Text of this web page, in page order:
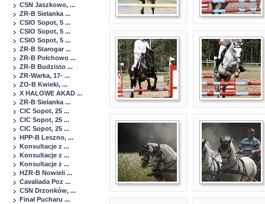
CSN Jaszkowo, ...
ZR-B Sielanka ...
CSIO Sopot, 5 ...
CSIO Sopot, 5 ...
CSIO Sopot, 5 ...
ZR-B Starogar ...
ZR-B Połchowo ...
ZR-B Budzisto ...
ZR-Warka, 17- ...
ZO-B Kwieki, ...
X HALOWE AKAD ...
ZR-B Sielanka ...
CIC Sopot, 25 ...
CIC Sopot, 25 ...
CIC Sopot, 25 ...
HPP-B Leszno, ...
Konsultacje z ...
Konsultacje z ...
Konsultacje z ...
HZR-B Nowieli ...
Cavaliada Poz ...
CSN Drzonków, ...
Finał Pucharu ...